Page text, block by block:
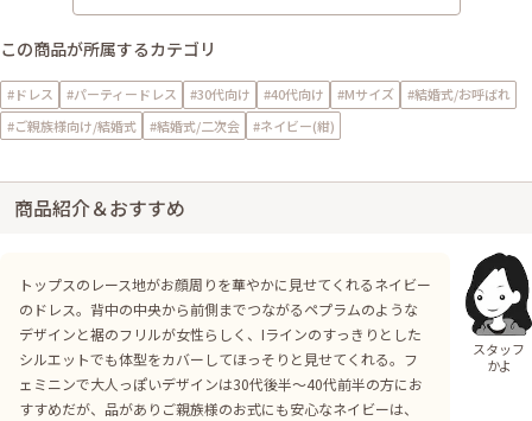
この商品が所属するカテゴリ
#ドレス #パーティードレス #30代向け #40代向け #Mサイズ
#結婚式/お呼ばれ
#ご親族様向け/結婚式
#結婚式/二次会 #ネイビー(紺)
商品紹介＆おすすめ
トップスのレース地がお顔周りを華やかに見せてくれるネイビー
のドレス。背中の中央から前側までつながるペプラムのような
デザインと裾のフリルが女性らしく、Iラインのすっきりとした
シルエットでも体型をカバーしてほっそりと見せてくれる。フ
ェミニンで大人っぽいデザインは30代後半～40代前半の方にお
すすめだが、品がありご親族様のお式にも安心なネイビーは、
スタッフ
かよ